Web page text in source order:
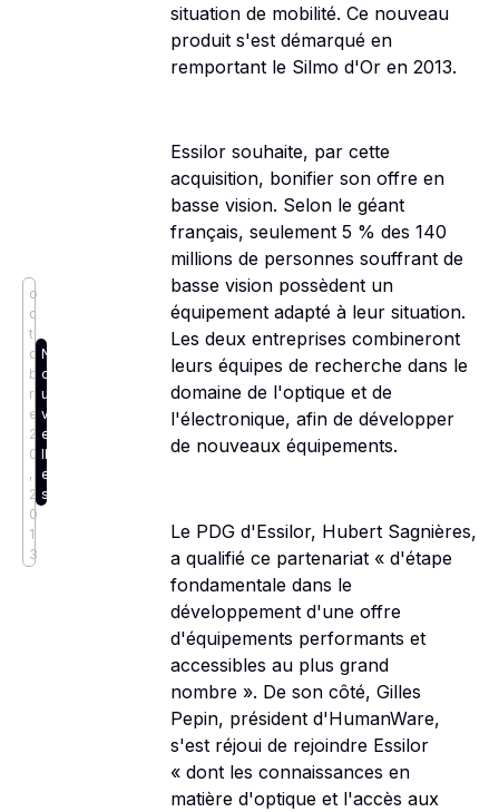
o
c
t
o
b
r
e
2
0
,
2
0
1
3
N
o
u
v
e
ll
e
s
situation de mobilité. Ce nouveau
produit s'est démarqué en
remportant le Silmo d'Or en 2013.
Essilor souhaite, par cette
acquisition, bonifier son offre en
basse vision. Selon le géant
français, seulement 5 % des 140
millions de personnes souffrant de
basse vision possèdent un
équipement adapté à leur situation.
Les deux entreprises combineront
leurs équipes de recherche dans le
domaine de l'optique et de
l'électronique, afin de développer
de nouveaux équipements.
Le PDG d'Essilor, Hubert Sagnières,
a qualifié ce partenariat « d'étape
fondamentale dans le
développement d'une offre
d'équipements performants et
accessibles au plus grand
nombre ». De son côté, Gilles
Pepin, président d'HumanWare,
s'est réjoui de rejoindre Essilor
« dont les connaissances en
matière d'optique et l'accès aux